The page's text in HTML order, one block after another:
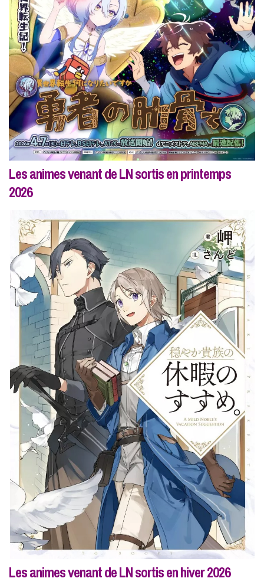
Les animes venant de LN sortis en printemps
2026
Les animes venant de LN sortis en hiver 2026